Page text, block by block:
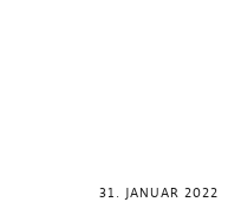
31. JANUAR 2022